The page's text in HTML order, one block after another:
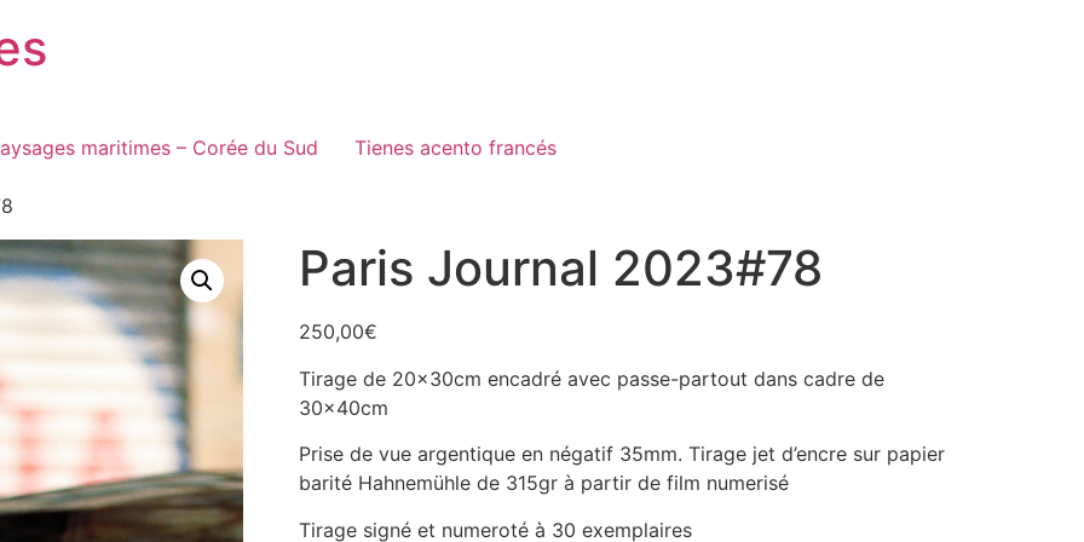
maritimes – Corée du Sud Tienes acento francés
Paris Journal 2023#78
250,00€
Tirage de 20x30cm encadré avec passe-partout dans cadre de
30x40cm
Prise de vue argentique en négatif 35mm. Tirage jet d’encre sur papier
barité Hahnemühle de 315gr à partir de film numerisé
Tirage signé et numeroté à 30 exemplaires